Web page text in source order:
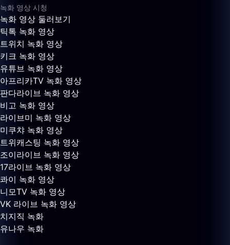
녹화 영상 시청
녹화 영상 둘러보기
틱톡 녹화 영상
트위치 녹화 영상
키크 녹화 영상
유튜브 녹화 영상
아프리카TV 녹화 영상
판다라이브 녹화 영상
비고 녹화 영상
라이브미 녹화 영상
미쿠챠 녹화 영상
트위캐스팅 녹화 영상
조이라이브 녹화 영상
17라이브 녹화 영상
콰이 녹화 영상
니모TV 녹화 영상
VK 라이브 녹화 영상
치지직 녹화
유나우 녹화